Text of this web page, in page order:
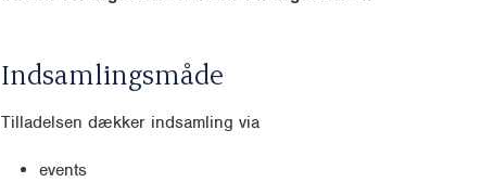
Indsamlingsmåde
Tilladelsen dækker indsamling via
events